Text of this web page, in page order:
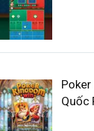
Quốc